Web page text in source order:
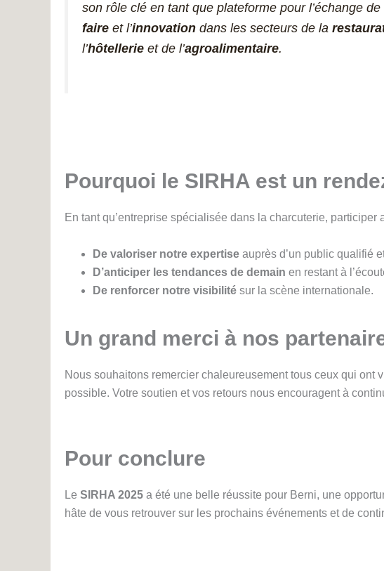
son rôle clé en tant que plateforme pour l’échange de
faire et l’innovation dans les secteurs de la
l’hôtellerie et de l’agroalimentaire.
Pourquoi le SIRHA est un
En tant qu’entreprise spécialisée dans la charcuterie, participer
De valoriser notre expertise auprès d’un public qualifié
D’anticiper les tendances de demain en restant à
De renforcer notre visibilité sur la scène internationale.
Un grand merci à nos
Nous souhaitons remercier chaleureusement tous ceux qui ont
possible. Votre soutien et vos retours nous encouragent à
Pour conclure
Le SIRHA 2025 a été une belle réussite pour Berni, une
hâte de vous retrouver sur les prochains événements et de